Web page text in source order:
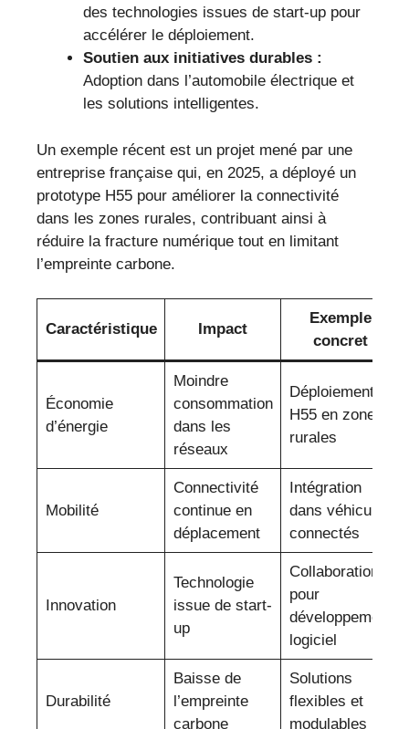
des technologies issues de start-up pour
accélérer le déploiement.
Soutien aux initiatives durables :
Adoption dans l’automobile électrique et
les solutions intelligentes.
Un exemple récent est un projet mené par une
entreprise française qui, en 2025, a déployé un
prototype H55 pour améliorer la connectivité
dans les zones rurales, contribuant ainsi à
réduire la fracture numérique tout en limitant
l’empreinte carbone.
Caractéristique Impact
Exemple
concret
Économie
d’énergie
Moindre
consommation
dans les
réseaux
Déploiement
H55 en zones
rurales
Mobilité
Connectivité
continue en
déplacement
Intégration
dans véhicules
connectés
Innovation
Technologie
issue de start-
up
Collaborations
pour
développement
logiciel
Durabilité
Baisse de
l’empreinte
carbone
Solutions
flexibles et
modulables